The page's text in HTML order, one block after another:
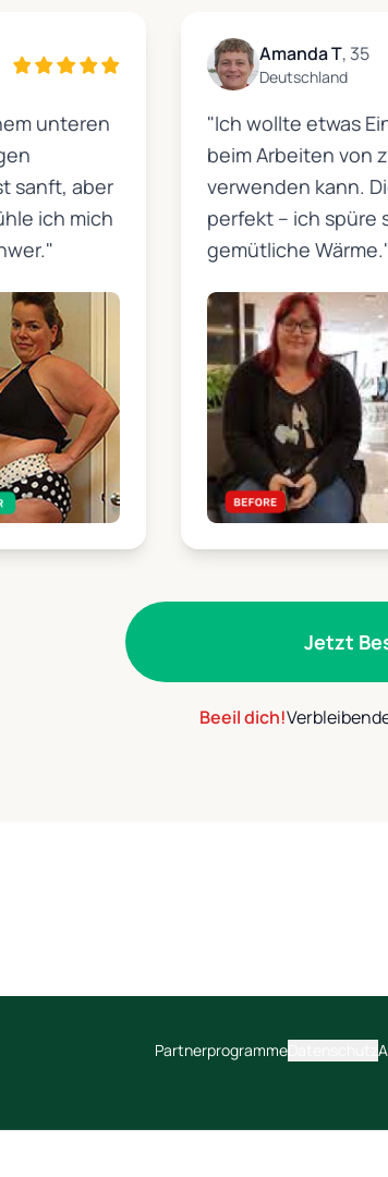
unteren
sanft, aber
ich mich
Amanda T, 35
Deutschland
"Ich wollte etwas
beim Arbeiten von
verwenden kann.
perfekt – ich spüre
gemütliche
Jetzt
Beeil dich!
Partnerprogramme